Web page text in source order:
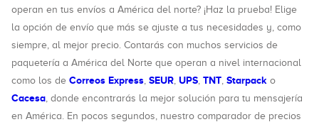
operan en tus envíos a América del norte? ¡Haz la prueba! Elige
la opción de envío que más se ajuste a tus necesidades y, como
siempre, al mejor precio. Contarás con muchos servicios de
paquetería a América del Norte que operan a nivel internacional
como los de Correos Express, SEUR, UPS, TNT, Starpack o
Cacesa, donde encontrarás la mejor solución para tu mensajería
en América. En pocos segundos, nuestro comparador de precios